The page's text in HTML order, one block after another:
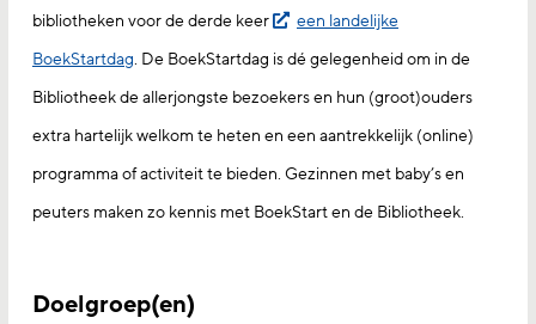
bibliotheken voor de derde keer
een landelijke
BoekStartdag. De BoekStartdag is dé gelegenheid om in de
Bibliotheek de allerjongste bezoekers en hun (groot)ouders
extra hartelijk welkom te heten en een aantrekkelijk (online)
programma of activiteit te bieden. Gezinnen met baby’s en
peuters maken zo kennis met BoekStart en de Bibliotheek.
Doelgroep(en)